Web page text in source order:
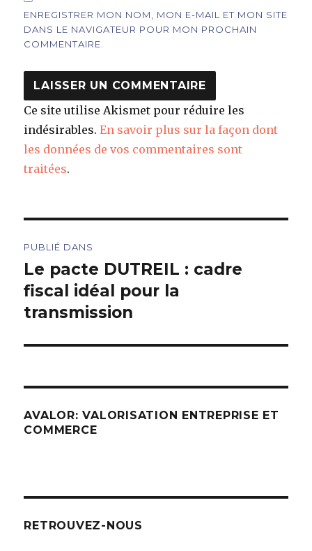
ENREGISTRER MON NOM, MON E-MAIL ET MON SITE
DANS LE NAVIGATEUR POUR MON PROCHAIN
COMMENTAIRE.
Ce site utilise Akismet pour réduire les
indésirables.En savoir plus sur la façon dont
les données de vos commentaires sont
traitées.
de
l’article
PUBLIÉ DANS
Le pacte DUTREIL : cadre
fiscal idéal pour la
transmission
AVALOR: VALORISATION ENTREPRISE ET
COMMERCE
RETROUVEZ-NOUS